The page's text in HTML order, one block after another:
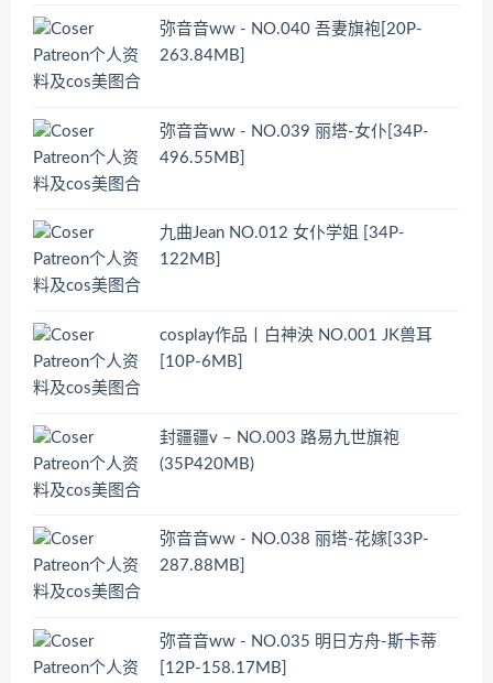
弥音音ww - NO.040 吾妻旗袍[20P-
263.84MB]
弥音音ww - NO.039 丽塔-女仆[34P-
496.55MB]
九曲Jean NO.012 女仆学姐 [34P-
122MB]
cosplay作品丨白神泱 NO.001 JK兽耳
[10P-6MB]
封疆疆v – NO.003 路易九世旗袍
(35P420MB)
弥音音ww - NO.038 丽塔-花嫁[33P-
287.88MB]
弥音音ww - NO.035 明日方舟-斯卡蒂
[12P-158.17MB]